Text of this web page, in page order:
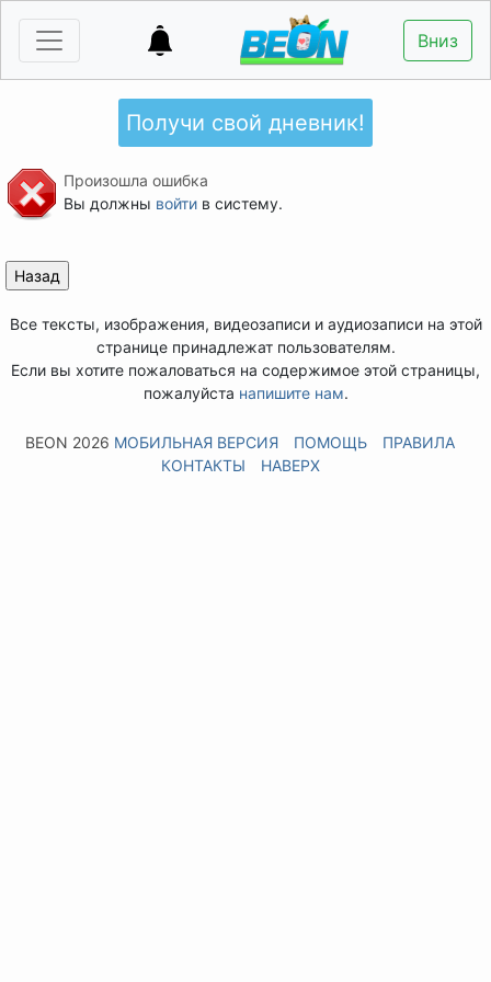
Вниз
Получи свой дневник!
Произошла ошибка
Вы должны войтив систему.
Все тексты, изображения, видеозаписи и аудиозаписи на этой
странице принадлежат пользователям.
Если вы хотите пожаловаться на содержимое этой страницы,
пожалуйста напишите нам.
BEON 2026 МОБИЛЬНАЯ ВЕРСИЯ ПОМОЩЬ
ПРАВИЛА
КОНТАКТЫ
НАВЕРХ